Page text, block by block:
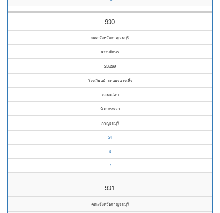
930
คณะจังหวัดกาญจนบุรี
ธรรมศึกษา
258269
โรงเรียนบ้านหนองนางเลิ้ง
ดอนแสลบ
ห้วยกระเจา
กาญจนบุรี
24
5
2
931
คณะจังหวัดกาญจนบุรี